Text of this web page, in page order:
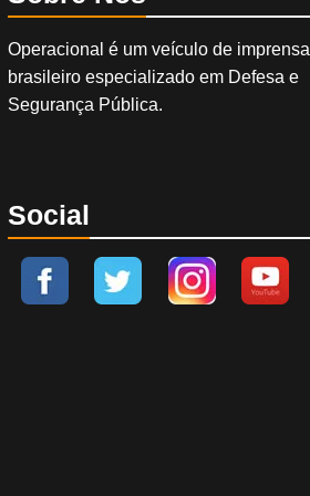
Operacional é um veículo de imprensa
brasileiro especializado em Defesa e
Segurança Pública.
Social